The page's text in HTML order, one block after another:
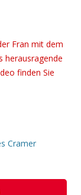
Fran mit dem
herausragende
finden Sie
Cramer